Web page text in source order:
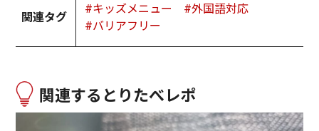
関連タグ
#キッズメニュー
#外国語対応
#バリアフリー
関連するとりたべレポ